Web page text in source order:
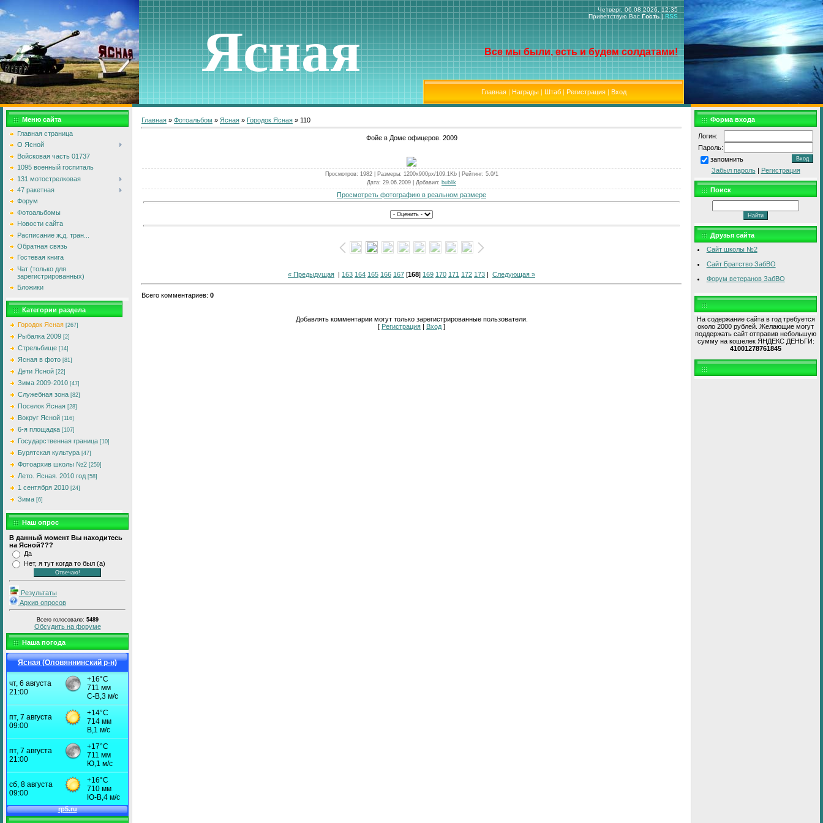
Ясная
Четверг, 06.08.2026, 12:35
Приветствую Вас Гость | RSS
Все мы были, есть и будем солдатами!
Главная| Награды| Штаб| Регистрация| Вход
Меню сайта
Главная страница
О Ясной
Войсковая часть 01737
1095 военный госпиталь
131 мотострелковая
47 ракетная
Форум
Фотоальбомы
Новости сайта
Расписание ж.д. тран...
Обратная связь
Гостевая книга
Чат (только для
зарегистрированных)
Бложики
Категории раздела
Городок Ясная [267]
Рыбалка 2009 [2]
Стрельбище [14]
Ясная в фото [81]
Дети Ясной [22]
Зима 2009-2010 [47]
Служебная зона [82]
Поселок Ясная [28]
Вокруг Ясной [116]
6-я площадка [107]
Государственная граница [10]
Бурятская культура [47]
Фотоархив школы №2 [259]
Лето. Ясная. 2010 год [58]
1 сентября 2010 [24]
Зима [6]
Наш опрос
В данный момент Вы находитесь
на Ясной???
Да
Нет, я тут когда то был (а)
Результаты
Архив опросов
Всего голосовало: 5489
Обсудить на форуме
Наша погода
Ясная (Оловяннинский р-н)
Главная » Фотоальбом » Ясная » Городок Ясная » 110
Фойе в Доме офицеров. 2009
Просмотров: 1982 | Размеры: 1200x900px/109.1Kb | Рейтинг: 5.0/1
Дата: 29.06.2009 | Добавил: bublik
Просмотреть фотографию в реальном размере
« Предыдущая | 163 164 165 166 167 [168] 169 170 171 172 173 | Следующая »
Всего комментариев: 0
Добавлять комментарии могут только зарегистрированные пользователи.
[ Регистрация Вход ]
Форма входа
Логин:
Пароль:
запомнить
Забыл пароль| Регистрация
Поиск
Друзья сайта
Сайт школы №2
Сайт Братство ЗабВО
Форум ветеранов ЗабВО
На содержание сайта в год требуется
около 2000 рублей. Желающие могут
поддержать сайт отправив небольшую
сумму на кошелек ЯНДЕКС ДЕНЬГИ:
41001278761845